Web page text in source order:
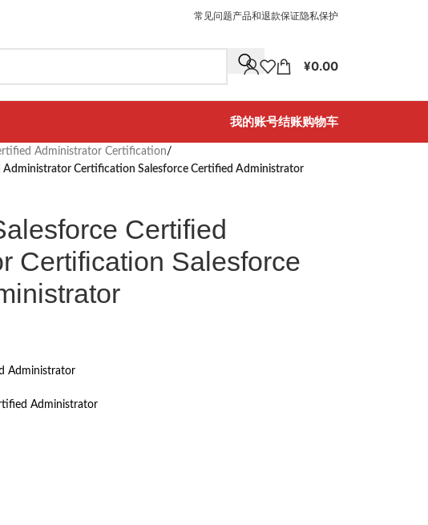
常见问题产品和退款保证隐私保护
¥0.00
我的账号结账购物车
Administrator Certification/
Administrator Certification Salesforce Certified Administrator
Certified
Certification Salesforce
Administrator
Administrator